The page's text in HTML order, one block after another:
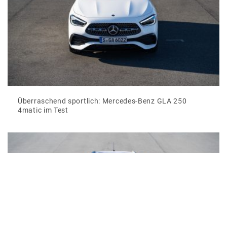
Überraschend sportlich: Mercedes-Benz GLA 250
4matic im Test